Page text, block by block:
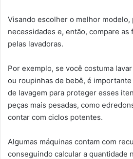
Visando escolher o melhor modelo,
necessidades e, então, compare
pelas lavadoras.
Por exemplo, se você costuma
ou roupinhas de bebê, é
de lavagem para proteger esses
peças mais pesadas, como
contar com ciclos potentes.
Algumas máquinas contam com
conseguindo calcular a quantidade